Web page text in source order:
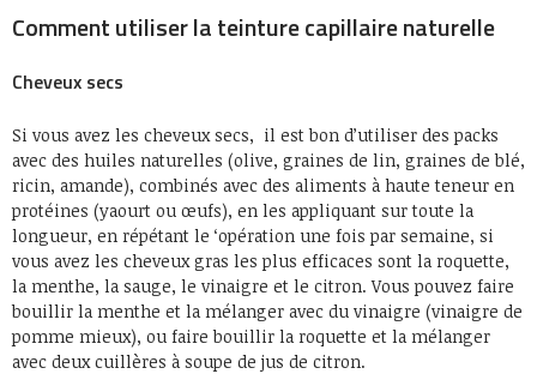
Comment utiliser la teinture capillaire naturelle
Cheveux secs
Si vous avez les cheveux secs, il est bon d’utiliser des packs
avec des huiles naturelles (olive, graines de lin, graines de blé,
ricin, amande), combinés avec des aliments à haute teneur en
protéines (yaourt ou œufs), en les appliquant sur toute la
longueur, en répétant le ‘opération une fois par semaine, si
vous avez les cheveux gras les plus efficaces sont la roquette,
la menthe, la sauge, le vinaigre et le citron. Vous pouvez faire
bouillir la menthe et la mélanger avec du vinaigre (vinaigre de
pomme mieux), ou faire bouillir la roquette et la mélanger
avec deux cuillères à soupe de jus de citron.